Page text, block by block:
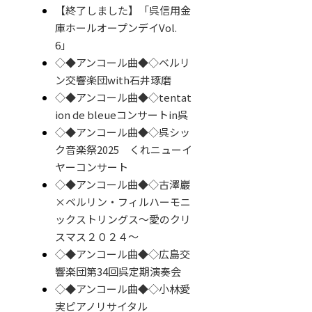
【終了しました】「呉信用金
庫ホールオープンデイVol.
6」
◇◆アンコール曲◆◇ベルリ
ン交響楽団with石井琢磨
◇◆アンコール曲◆◇tentat
ion de bleueコンサートin呉
◇◆アンコール曲◆◇呉シッ
ク音楽祭2025 くれニューイ
ヤーコンサート
◇◆アンコール曲◆◇古澤巖
×ベルリン・フィルハーモニ
ックストリングス～愛のクリ
スマス２０２４～
◇◆アンコール曲◆◇広島交
響楽団第34回呉定期演奏会
◇◆アンコール曲◆◇小林愛
実ピアノリサイタル